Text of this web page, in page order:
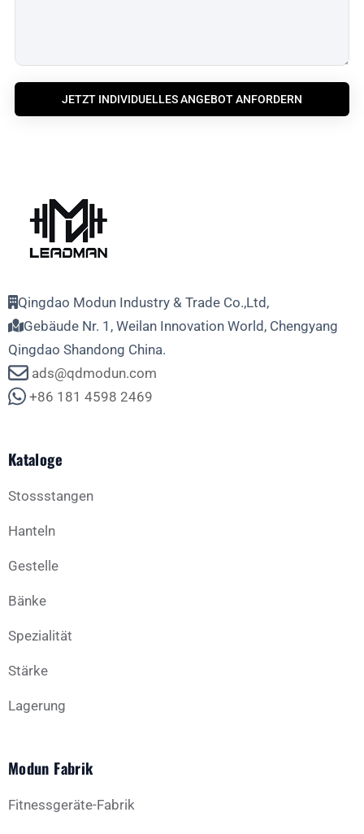
JETZT INDIVIDUELLES ANGEBOT ANFORDERN
Qingdao Modun Industry & Trade Co.,Ltd,
Gebäude Nr. 1, Weilan Innovation World, Chengyang
Qingdao Shandong China.
ads@qdmodun.com
+86 181 4598 2469
Kataloge
Stossstangen
Hanteln
Gestelle
Bänke
Spezialität
Stärke
Lagerung
Modun Fabrik
Fitnessgeräte-Fabrik